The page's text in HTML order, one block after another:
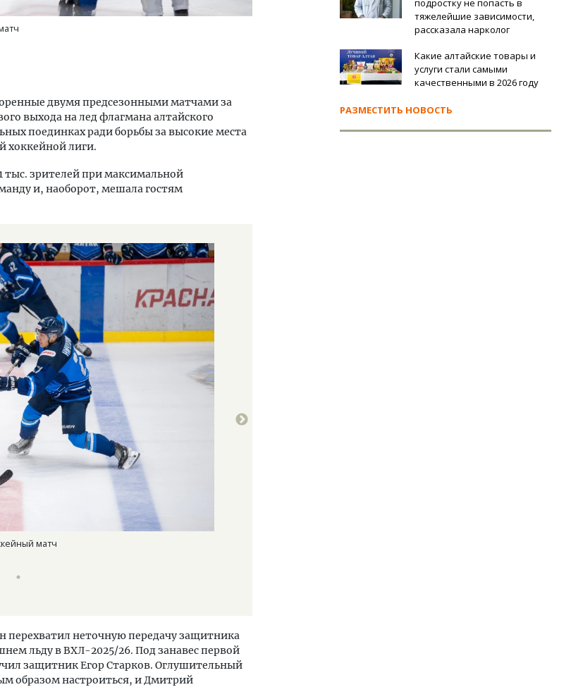
двумя предсезонными матчами за
выхода на лед флагмана алтайского
поединках ради борьбы за высокие места
хоккейной лиги.
тыс. зрителей при максимальной
и, наоборот, мешала гостям
матч
перехватил неточную передачу защитника
льду в ВХЛ-2025/26. Под занавес первой
защитник Егор Старков. Оглушительный
образом настроиться, и Дмитрий
подростку не попасть в
тяжелейшие зависимости,
рассказала нарколог
Какие алтайские товары и
услуги стали самыми
качественными в 2026 году
РАЗМЕСТИТЬ НОВОСТЬ